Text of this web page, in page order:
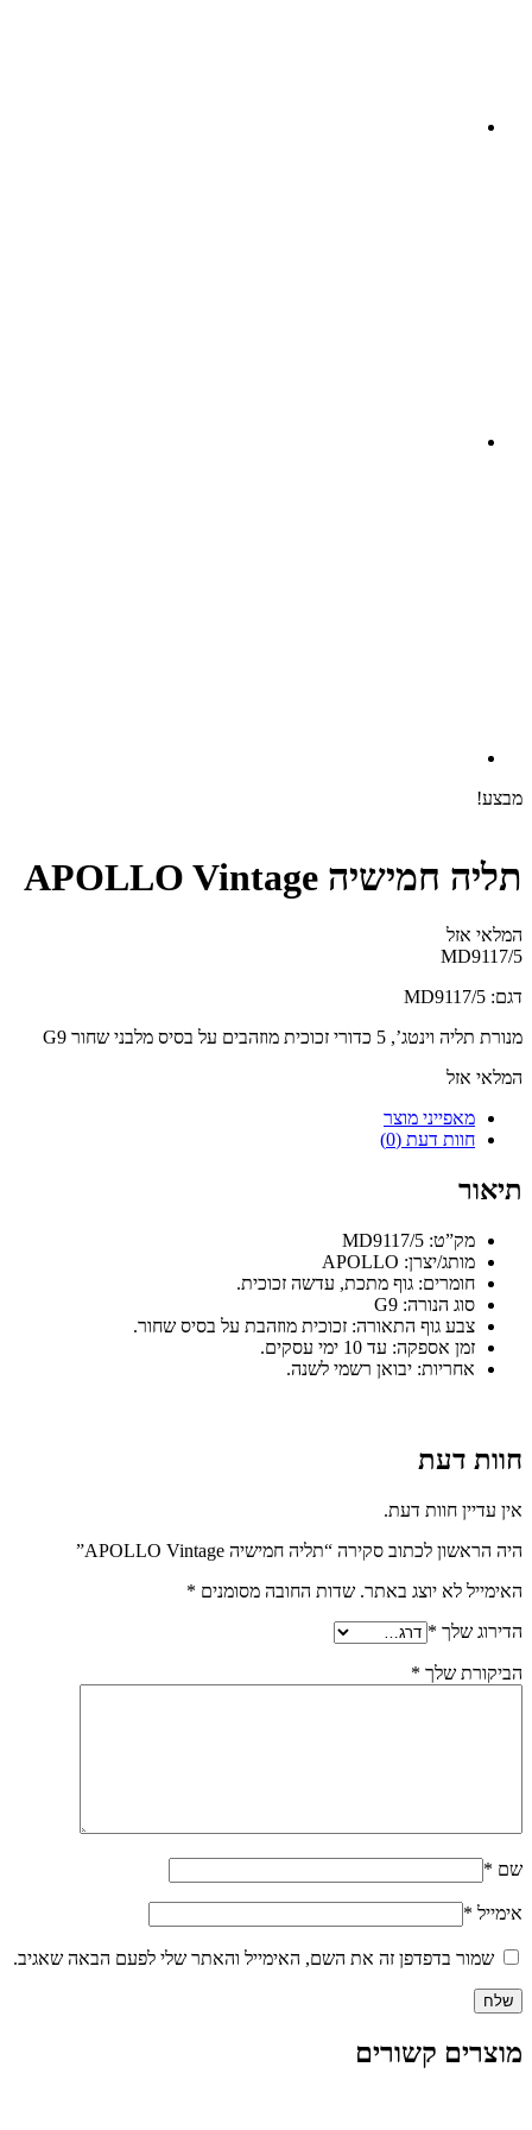
מבצע!
תליה חמישיה APOLLO Vintage
המלאי אזל
MD9117/5
דגם: MD9117/5
מנורת תליה וינטג’, 5 כדורי זכוכית מוזהבים על בסיס מלבני שחור G9
המלאי אזל
מאפייני מוצר
חוות דעת (0)
תיאור
מק”ט: MD9117/5
מותג/יצרן: APOLLO
חומרים: גוף מתכת, עדשה זכוכית.
סוג הנורה: G9
צבע גוף התאורה: זכוכית מוזהבת על בסיס שחור.
זמן אספקה: עד 10 ימי עסקים.
אחריות: יבואן רשמי לשנה.
חוות דעת
אין עדיין חוות דעת.
היה הראשון לכתוב סקירה “תליה חמישיה APOLLO Vintage”
האימייל לא יוצג באתר. שדות החובה מסומנים *
הדירוג שלך *
הביקורת שלך *
שם *
אימייל *
שמור בדפדפן זה את השם, האימייל והאתר שלי לפעם הבאה שאגיב.
מוצרים קשורים